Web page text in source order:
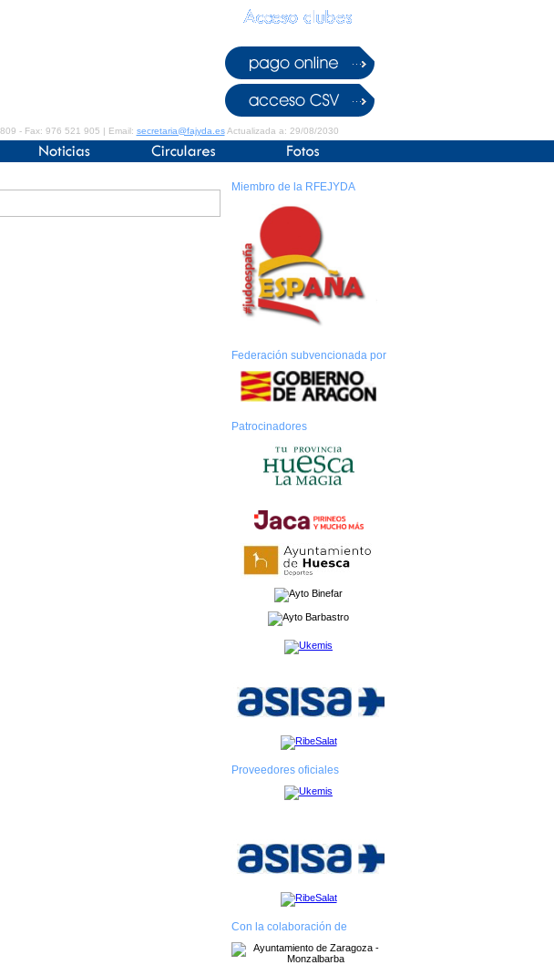
- Fax: 976 521 905 | Email: secretaria@fajyda.esActualizada a: 29/08/2030
Miembro de la RFEJYDA
Federación subvencionada por
Patrocinadores
Proveedores oficiales
Con la colaboración de